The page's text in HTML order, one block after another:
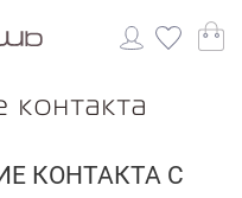
контакта
КОНТАКТА С